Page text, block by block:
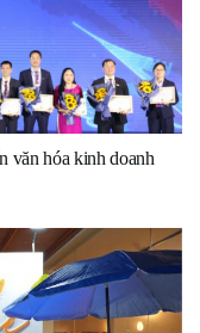
văn hóa kinh doanh